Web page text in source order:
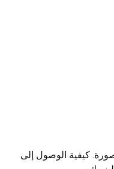
كيفية الوصول إلى